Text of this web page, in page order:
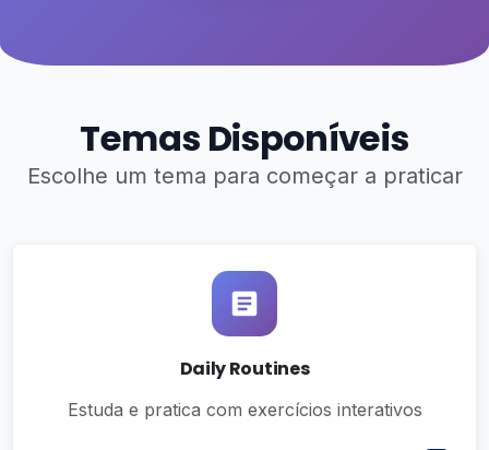
Temas Disponíveis
Escolhe um tema para começar a praticar
Daily Routines
Estuda e pratica com exercícios interativos